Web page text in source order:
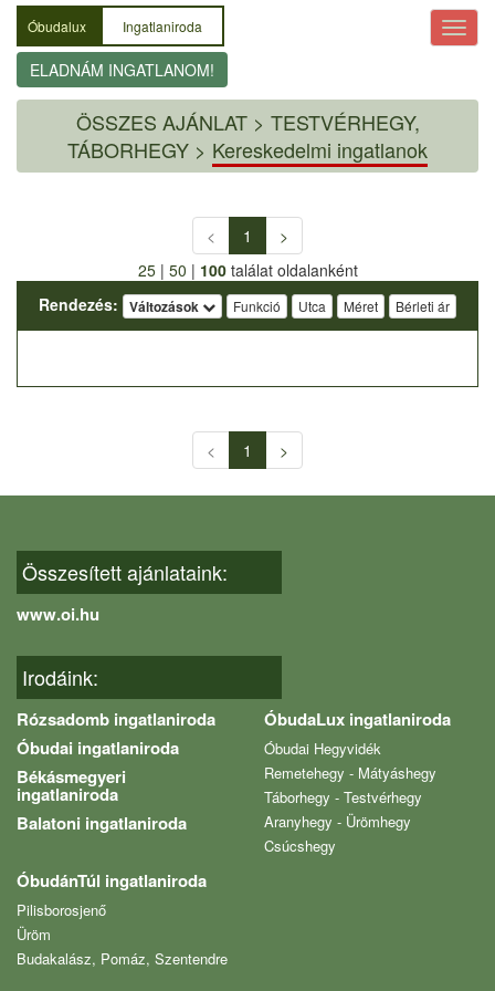
Óbudalux Ingatlaniroda
ELADNÁM INGATLANOM!
ÖSSZES AJÁNLAT> TESTVÉRHEGY,
TÁBORHEGY > Kereskedelmi ingatlanok
< 1
>
25| 50 | 100találat oldalanként
Rendezés:
Változások Funkció Utca Méret Bérleti ár
< 1 >
Összesített ajánlataink:
www.oi.hu
Irodáink:
Rózsadomb ingatlaniroda
Óbudai ingatlaniroda
Békásmegyeri
ingatlaniroda
Balatoni ingatlaniroda
ÓbudaLux ingatlaniroda
Óbudai Hegyvidék
Remetehegy - Mátyáshegy
Táborhegy - Testvérhegy
Aranyhegy - Ürömhegy
Csúcshegy
ÓbudánTúl ingatlaniroda
Pilisborosjenő
Üröm
Budakalász, Pomáz, Szentendre